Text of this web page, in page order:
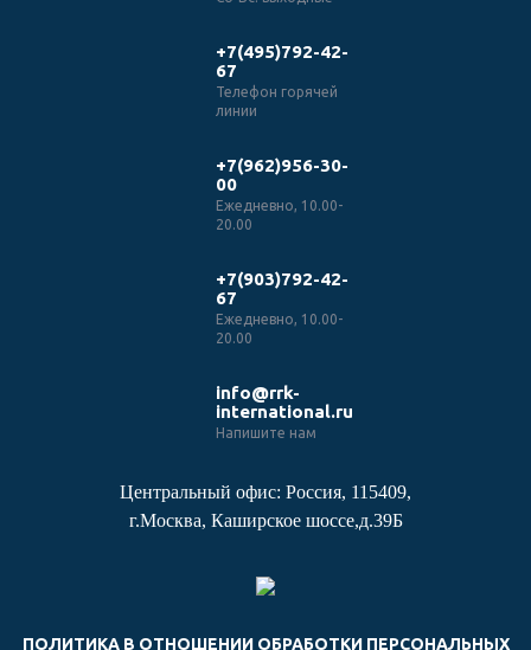
+7(495)792-42-
67
Телефон горячей
линии
+7(962)956-30-
00
Ежедневно, 10.00-
20.00
+7(903)792-42-
67
Ежедневно, 10.00-
20.00
info@rrk-
international.ru
Напишите нам
Центральный офис: Россия, 115409,
г.Москва, Каширское шоссе,д.39Б
ПОЛИТИКА В ОТНОШЕНИИ ОБРАБОТКИ ПЕРСОНАЛЬНЫХ